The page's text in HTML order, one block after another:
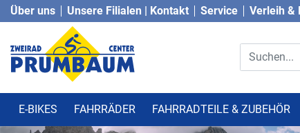
Über uns Unsere Filialen | Kontakt Service Verleih &
E-BIKES FAHRRÄDER FAHRRADTEILE & ZUBEHÖR